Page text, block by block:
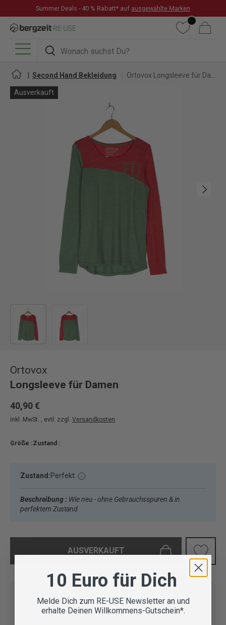
DIREKT ZUM INHALT
Summer Deals - 40 % Rabatt* auf ausgewählte Marken
Suchen
Suchen
WunschlisteWarenkorb
Menü
Second Hand Bekleidung
Ausverkauft
Nächste
Ortovox
Longsleeve für Damen
40,90 €
inkl. MwSt. , evtl. zzgl. Versandkosten
Größe :Zustand :
Zustand:Perfekt
Beschreibung : Wie neu - ohne Gebrauchsspuren & in
perfektem Zustand
AUSVERKAUFT
10 Euro für Dich
Melde Dich zum RE-USE Newsletter an und
erhalte Deinen Willkommens-Gutschein*.